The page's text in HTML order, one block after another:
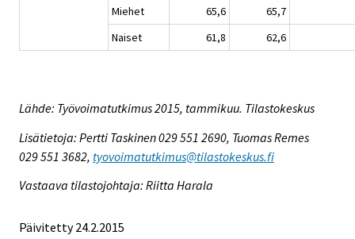
Miehet
65,6
65,7
Naiset
61,8 62,6
Lähde: Työvoimatutkimus 2015, tammikuu. Tilastokeskus
Lisätietoja: Pertti Taskinen 029 551 2690, Tuomas Remes
029 551 3682, tyovoimatutkimus@tilastokeskus.fi
Vastaava tilastojohtaja: Riitta Harala
Päivitetty 24.2.2015